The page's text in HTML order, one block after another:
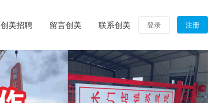
登录 注册
创美招聘 留言创美 联系创美